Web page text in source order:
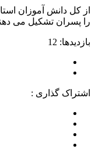
را پسران تشکیل می
بازدیدها: 12
اشتراک گذاری :